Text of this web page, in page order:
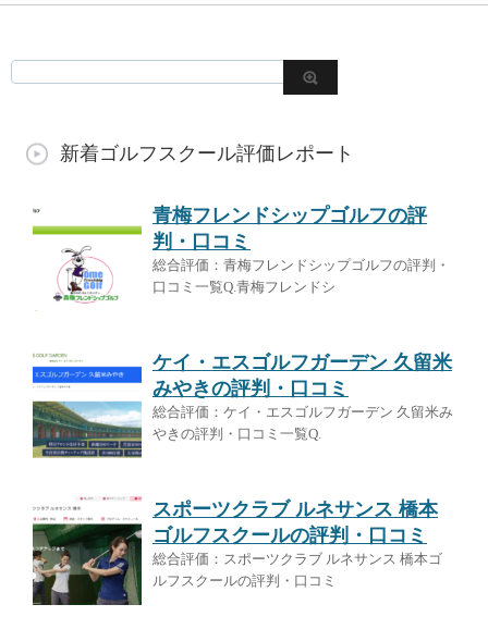
新着ゴルフスクール評価レポート
青梅フレンドシップゴルフの評
判・口コミ
総合評価：青梅フレンドシップゴルフの評判・
口コミ一覧Q.青梅フレンドシ
ケイ・エスゴルフガーデン 久留米
みやきの評判・口コミ
総合評価：ケイ・エスゴルフガーデン 久留米み
やきの評判・口コミ一覧Q.
スポーツクラブ ルネサンス 橋本
ゴルフスクールの評判・口コミ
総合評価：スポーツクラブ ルネサンス 橋本ゴ
ルフスクールの評判・口コミ